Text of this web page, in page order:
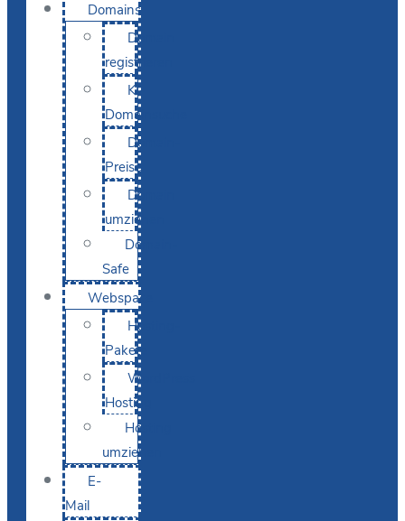
Domains
Domain
registrieren
KI-
Domainsuche
Domain-
Preise
Domain
umziehen
Domain-
Safe
Webspace
Hosting-
Pakete
WordPress
Hosting
Hosting
umziehen
E-
Mail